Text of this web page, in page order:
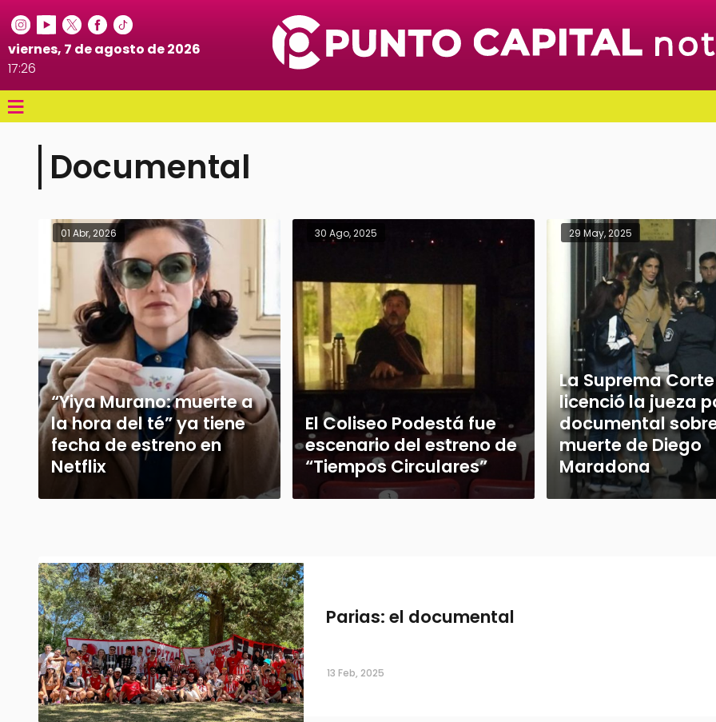
viernes, 7 de agosto de 2026
17:26
≡
Documental
01 Abr, 2026
“Yiya Murano: muerte a
la hora del té” ya tiene
fecha de estreno en
Netflix
30 Ago, 2025
El Coliseo Podestá fue
escenario del estreno de
“Tiempos Circulares”
29 May, 2025
La Suprema Corte
licenció la jueza
documental
muerte de Diego
Maradona
Parias: el documental
13 Feb, 2025